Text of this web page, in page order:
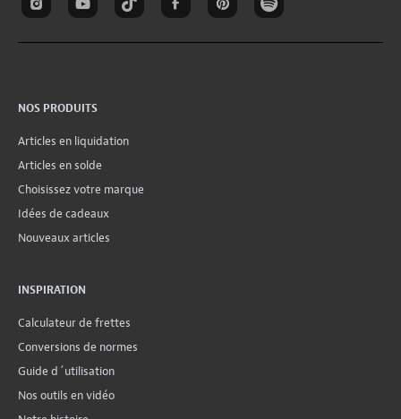
NOS PRODUITS
Articles en liquidation
Articles en solde
Choisissez votre marque
Idées de cadeaux
Nouveaux articles
INSPIRATION
Calculateur de frettes
Conversions de normes
Guide d´utilisation
Nos outils en vidéo